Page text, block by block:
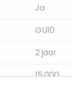
Ja
GU10
2 jaar
15.000